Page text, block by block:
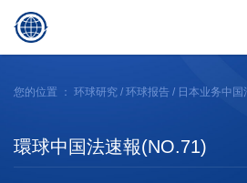
日本語
您的位置 ： 环球研究 / 环球报告 / 日本业务中国
環球中国法速報(NO.71)